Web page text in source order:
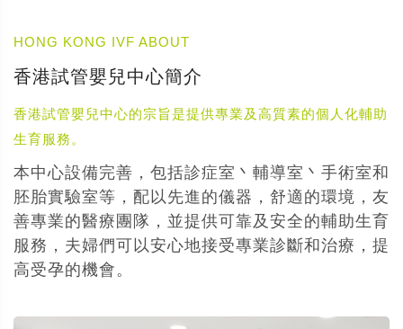
HONG KONG IVF ABOUT
香港試管嬰兒中心簡介
香港試管嬰兒中心的宗旨是提供專業及高質素的個人化輔助
生育服務。
本中心設備完善，包括診症室丶輔導室丶手術室和
胚胎實驗室等，配以先進的儀器，舒適的環境，友
善專業的醫療團隊，並提供可靠及安全的輔助生育
服務，夫婦們可以安心地接受專業診斷和治療，提
高受孕的機會。